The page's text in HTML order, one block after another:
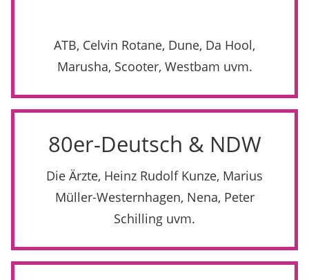
ATB, Celvin Rotane, Dune, Da Hool,
Marusha, Scooter, Westbam uvm.
80er-Deutsch & NDW
Die Ärzte, Heinz Rudolf Kunze, Marius
Müller-Westernhagen, Nena, Peter
Schilling uvm.